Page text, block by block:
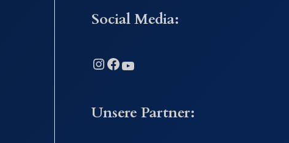
Social Media:
Instagram Facebook YouTube
Unsere Partner: